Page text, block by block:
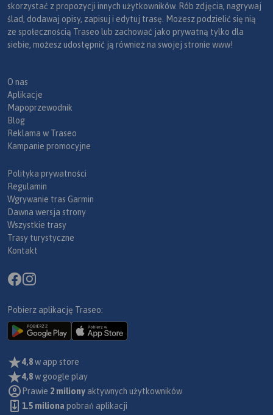
skorzystać z propozycji innych użytkowników. Rób zdjęcia, nagrywaj
ślad, dodawaj opisy, zapisuj i edytuj trasę. Możesz podzielić się nią
ze społecznością Traseo lub zachować jako prywatną tylko dla
siebie, możesz udostępnić ją również na swojej stronie www!
O nas
Aplikacje
Mapoprzewodnik
Blog
Reklama w Traseo
Kampanie promocyjne
Polityka prywatności
Regulamin
Wgrywanie tras Garmin
Dawna wersja strony
Wszystkie trasy
Trasy turystyczne
Kontakt
Pobierz aplikację Traseo:
4,8w app store
4,8w google play
Prawie 2 miliony aktywnych użytkowników
1.5 miliona pobrań aplikacji